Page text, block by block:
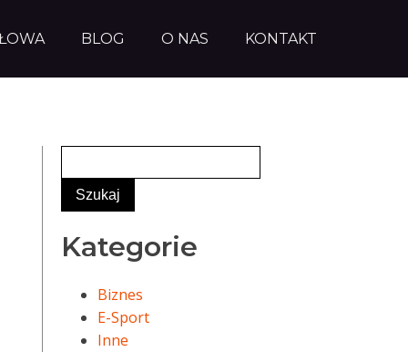
BLOG O NAS KONTAKT
Kategorie
Biznes
E-Sport
Inne